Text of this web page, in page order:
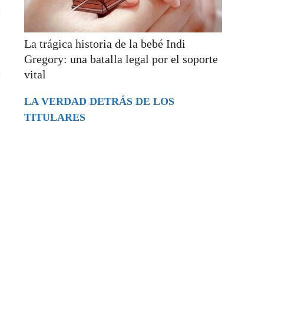
La trágica historia de la bebé Indi
Gregory: una batalla legal por el soporte
vital
LA VERDAD DETRÁS DE LOS
TITULARES